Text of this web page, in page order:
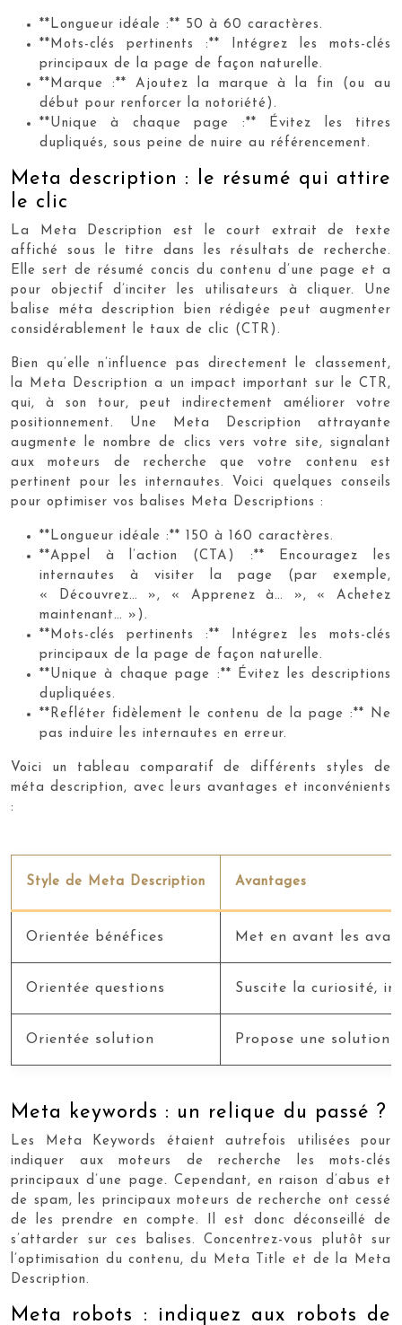
**Longueur idéale :** 50 à 60 caractères.
**Mots-clés pertinents :** Intégrez les mots-clés
principaux de la page de façon naturelle.
**Marque :** Ajoutez la marque à la fin (ou au
début pour renforcer la notoriété).
**Unique à chaque page :** Évitez les titres
dupliqués, sous peine de nuire au référencement.
Meta description : le résumé qui attire
le clic
La Meta Description est le court extrait de texte
affiché sous le titre dans les résultats de recherche.
Elle sert de résumé concis du contenu d’une page et a
pour objectif d’inciter les utilisateurs à cliquer. Une
balise méta description bien rédigée peut augmenter
considérablement le taux de clic (CTR).
Bien qu’elle n’influence pas directement le classement,
la Meta Description a un impact important sur le CTR,
qui, à son tour, peut indirectement améliorer votre
positionnement. Une Meta Description attrayante
augmente le nombre de clics vers votre site, signalant
aux moteurs de recherche que votre contenu est
pertinent pour les internautes. Voici quelques conseils
pour optimiser vos balises Meta Descriptions :
**Longueur idéale :** 150 à 160 caractères.
**Appel à l’action (CTA) :** Encouragez les
internautes à visiter la page (par exemple,
« Découvrez… », « Apprenez à… », « Achetez
maintenant… »).
**Mots-clés pertinents :** Intégrez les mots-clés
principaux de la page de façon naturelle.
**Unique à chaque page :** Évitez les descriptions
dupliquées.
**Refléter fidèlement le contenu de la page :** Ne
pas induire les internautes en erreur.
Voici un tableau comparatif de différents styles de
méta description, avec leurs avantages et inconvénients
:
Style de Meta Description Avantages
Orientée bénéfices Met en avant les
Orientée questions Suscite la curiosité,
Orientée solution Propose une solution
Meta keywords : un relique du passé ?
Les Meta Keywords étaient autrefois utilisées pour
indiquer aux moteurs de recherche les mots-clés
principaux d’une page. Cependant, en raison d’abus et
de spam, les principaux moteurs de recherche ont cessé
de les prendre en compte. Il est donc déconseillé de
s’attarder sur ces balises. Concentrez-vous plutôt sur
l’optimisation du contenu, du Meta Title et de la Meta
Description.
Meta robots : indiquez aux robots de